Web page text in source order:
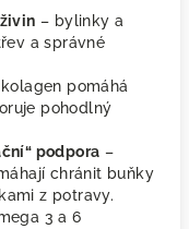
– bylinky a
a správné
pomáhá
pohodlný
podpora –
chránit buňky
z potravy.
3 a 6